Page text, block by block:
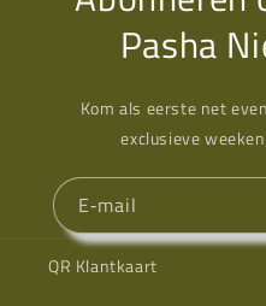
Pasha
Kom als eerste net
exclusieve
E‑mail
QR Klantkaart